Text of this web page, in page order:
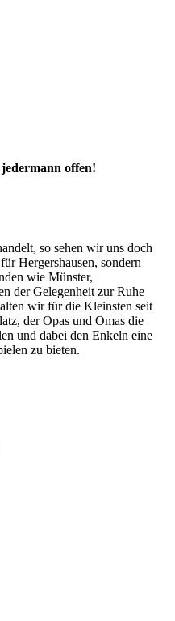
offen!
so sehen wir uns doch
Hergershausen, sondern
wie Münster,
der Gelegenheit zur Ruhe
wir für die Kleinsten seit
der Opas und Omas die
und dabei den Enkeln eine
zu bieten.